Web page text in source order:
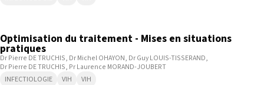
Optimisation du traitement - Mises en situations
pratiques
Dr Pierre DE TRUCHIS Dr Michel OHAYON Dr Guy LOUIS-TISSERAND
Dr Pierre DE TRUCHIS Pr Laurence MORAND-JOUBERT
INFECTIOLOGIE
VIH VIH